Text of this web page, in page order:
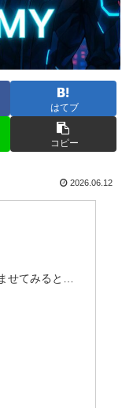
はてブ
コピー
2026.06.12
せてみると…